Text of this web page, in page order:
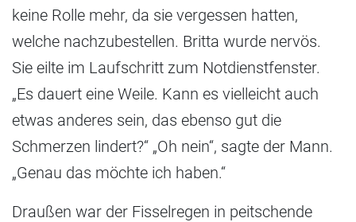
keine Rolle mehr, da sie vergessen hatten,
welche nachzubestellen. Britta wurde nervös.
Sie eilte im Laufschritt zum Notdienstfenster.
„Es dauert eine Weile. Kann es vielleicht auch
etwas anderes sein, das ebenso gut die
Schmerzen lindert?“ „Oh nein“, sagte der Mann.
„Genau das möchte ich haben.“
Draußen war der Fisselregen in peitschende